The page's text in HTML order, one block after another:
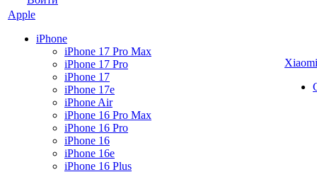
Apple
iPhone
iPhone 17 Pro Max
iPhone 17 Pro
iPhone 17
iPhone 17e
iPhone Air
iPhone 16 Pro Max
iPhone 16 Pro
iPhone 16
iPhone 16e
iPhone 16 Plus
Xiaomi